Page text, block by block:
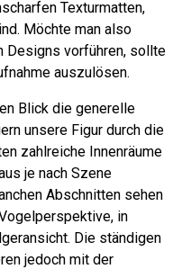
Texturmatten,
Möchte man also
Designs vorführen, sollte
auszulösen.
Blick die generelle
unsere Figur durch die
zahlreiche Innenräume
je nach Szene
Abschnitten sehen
in
Die ständigen
jedoch mit der